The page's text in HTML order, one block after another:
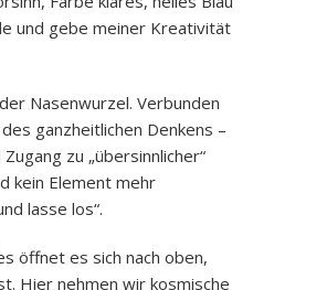
und gebe meiner Kreativität
Nasenwurzel. Verbunden
ganzheitlichen Denkens –
zu „übersinnlicher“
kein Element mehr
lasse los“.
öffnet es sich nach oben,
Hier nehmen wir kosmische